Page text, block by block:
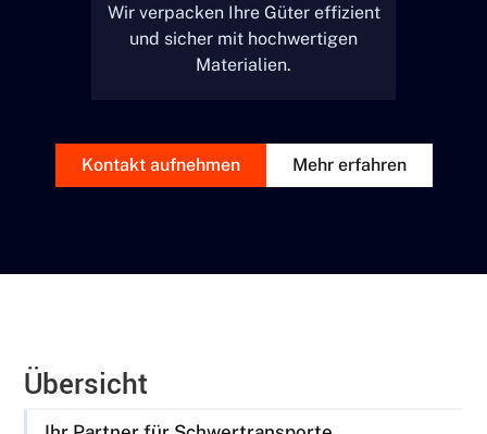
Wir verpacken Ihre Güter effizient
und sicher mit hochwertigen
Materialien.
Kontakt aufnehmen Mehr erfahren
Übersicht